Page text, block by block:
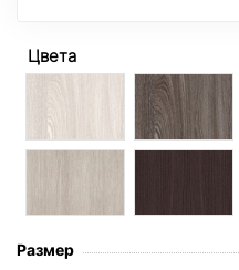
Цвета
Размер